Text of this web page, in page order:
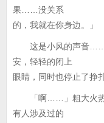
果……没关系
的，我就在你身边。」
这是小风的声音……
安，轻轻的闭上
眼睛，同时也停止了挣扎
「啊……」粗大火热
有人涉及过的